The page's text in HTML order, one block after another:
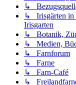
↳
↳ Irisgärten in
Irisgarten
↳ Botanik,
↳ Medien,
↳ Farnforum
↳ Farne
↳ Farn-Café
↳